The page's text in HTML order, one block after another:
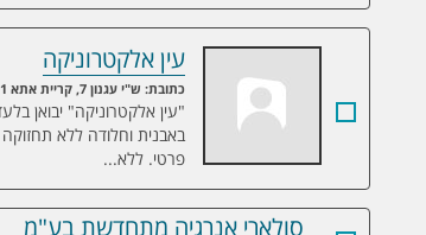
עין אלקטרוניקה
עין אלקטרוניקה
כתובת: ש"י עגנון 7, קריית אתא 2850511
באבנית וחלודה ללא תחזוקה
פרטי. ללא...
סולארי אנרגיה מתחדשת בע"מ